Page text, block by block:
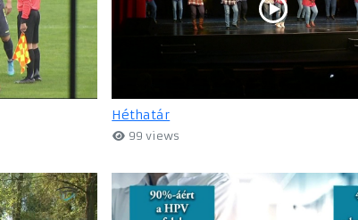
Héthatár
99 views